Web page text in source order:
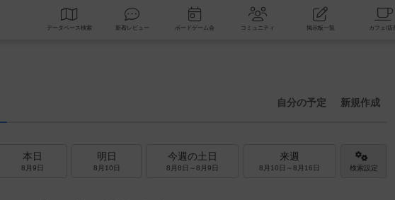
データベース 検索 新着レビュー ボードゲーム会 コミュニティ 掲示板一覧
新規作成
自分の予定
本日
8月9日
明日
8月10日
今週の土日
8月8日～8月9日
来週
8月10日～8月16日 検索設定